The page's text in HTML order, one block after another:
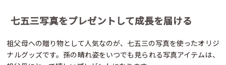
七五三写真をプレゼントして成長を届ける
祖父母への贈り物として人気なのが、七五三の写真を使ったオリジ
ナルグッズです。孫の晴れ姿をいつでも見られる写真アイテムは、